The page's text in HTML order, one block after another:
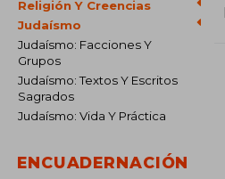
Religión Y Creencias
Judaísmo
Judaísmo: Facciones Y
Grupos
Judaísmo: Textos Y Escritos
Sagrados
Judaísmo: Vida Y Práctica
ENCUADERNACIÓN